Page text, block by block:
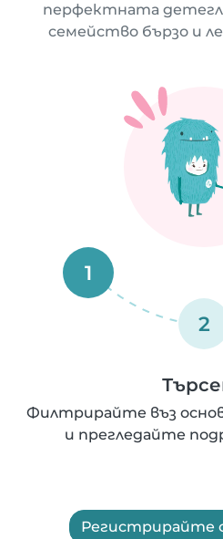
перфектната
семейство бързо и
1
2
Филтрирайте въз
и прегледайте
Регистрирайте